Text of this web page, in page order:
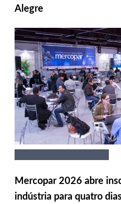
Alegre
Mercopar 2026 abre
indústria para quatro